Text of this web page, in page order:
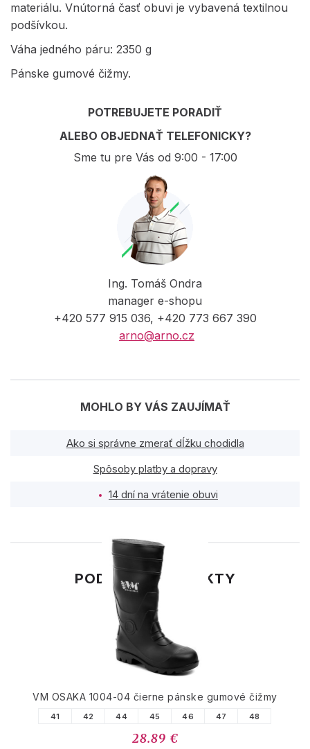
materiálu. Vnútorná časť obuvi je vybavená textilnou
podšívkou.
Váha jedného páru: 2350 g
Pánske gumové čižmy.
POTREBUJETE PORADIŤ
ALEBO OBJEDNAŤ TELEFONICKY?
Sme tu pre Vás od 9:00 - 17:00
Ing. Tomáš Ondra
manager e-shopu
+420 577 915 036, +420 773 667 390
arno@arno.cz
MOHLO BY VÁS ZAUJÍMAŤ
Ako si správne zmerať dĺžku chodidla
Spôsoby platby a dopravy
14 dní na vrátenie obuvi
PODOBNÉ PRODUKTY
VM OSAKA 1004-04 čierne pánske gumové čižmy
41 42 44 45 46 47 48
28.89 €